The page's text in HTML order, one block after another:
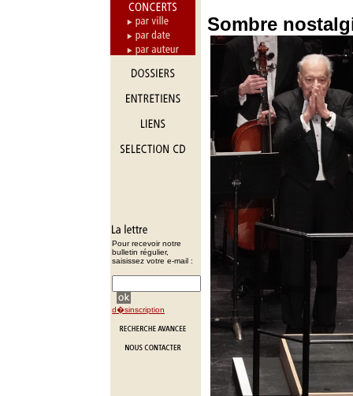
Pour recevoir notre
bulletin régulier,
saisissez votre e-mail :
d�sinscription
Sombre